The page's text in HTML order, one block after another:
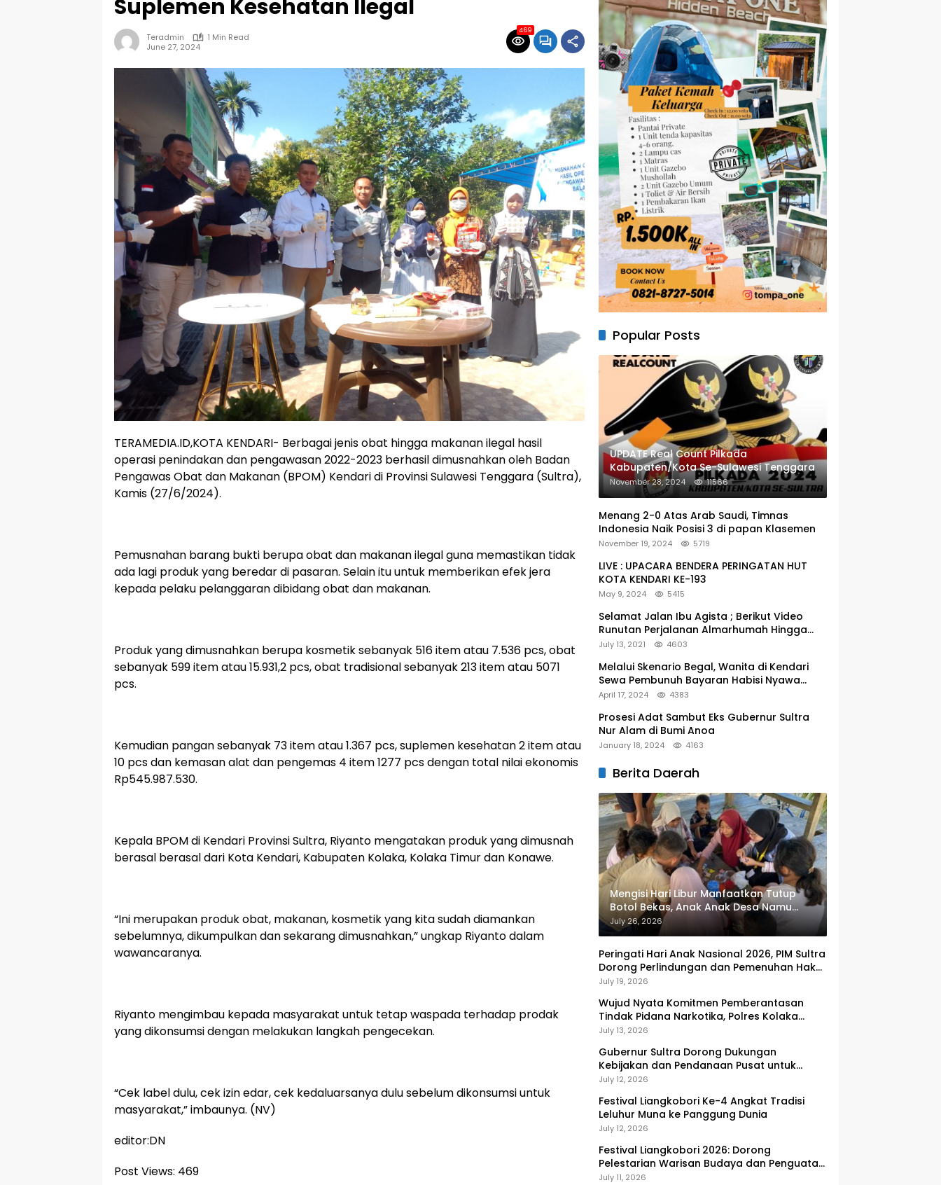
Suplemen Kesehatan Ilegal
Teradmin
1 Min Read
June 27, 2024
469
TERAMEDIA.ID,KOTA KENDARI- Berbagai jenis obat hingga makanan ilegal hasil
operasi penindakan dan pengawasan 2022-2023 berhasil dimusnahkan oleh Badan
Pengawas Obat dan Makanan (BPOM) Kendari di Provinsi Sulawesi Tenggara (Sultra),
Kamis (27/6/2024).
Pemusnahan barang bukti berupa obat dan makanan ilegal guna memastikan tidak
ada lagi produk yang beredar di pasaran. Selain itu untuk memberikan efek jera
kepada pelaku pelanggaran dibidang obat dan makanan.
Produk yang dimusnahkan berupa kosmetik sebanyak 516 item atau 7.536 pcs, obat
sebanyak 599 item atau 15.931,2 pcs, obat tradisional sebanyak 213 item atau 5071
pcs.
Kemudian pangan sebanyak 73 item atau 1.367 pcs, suplemen kesehatan 2 item atau
10 pcs dan kemasan alat dan pengemas 4 item 1277 pcs dengan total nilai ekonomis
Rp545.987.530.
Kepala BPOM di Kendari Provinsi Sultra, Riyanto mengatakan produk yang dimusnah
berasal berasal dari Kota Kendari, Kabupaten Kolaka, Kolaka Timur dan Konawe.
“Ini merupakan produk obat, makanan, kosmetik yang kita sudah diamankan
sebelumnya, dikumpulkan dan sekarang dimusnahkan,” ungkap Riyanto dalam
wawancaranya.
Riyanto mengimbau kepada masyarakat untuk tetap waspada terhadap prodak
yang dikonsumsi dengan melakukan langkah pengecekan.
“Cek label dulu, cek izin edar, cek kedaluarsanya dulu sebelum dikonsumsi untuk
masyarakat,” imbaunya. (NV)
editor:DN
Post Views: 469
Popular Posts
UPDATE Real Count Pilkada
Kabupaten/Kota Se-Sulawesi Tenggara
November 28, 2024 11566
Menang 2-0 Atas Arab Saudi, Timnas
Indonesia Naik Posisi 3 di papan Klasemen
November 19, 2024 5719
LIVE : UPACARA BENDERA PERINGATAN HUT
KOTA KENDARI KE-193
May 9, 2024 5415
Selamat Jalan Ibu Agista ; Berikut Video
Runutan Perjalanan Almarhumah Hingga
Menuju Peristirahatan Terakhir
July 13, 2021 4603
Melalui Skenario Begal, Wanita di Kendari
Sewa Pembunuh Bayaran Habisi Nyawa
Mertuanya
April 17, 2024 4383
Prosesi Adat Sambut Eks Gubernur Sultra
Nur Alam di Bumi Anoa
January 18, 2024 4163
Berita Daerah
Mengisi Hari Libur Manfaatkan Tutup
Botol Bekas, Anak Anak Desa Namu
Bikin Gantungan Kunci Bernilai Ekonomi
July 26, 2026
Peringati Hari Anak Nasional 2026, PIM Sultra
Dorong Perlindungan dan Pemenuhan Hak
Anak Pesisir
July 19, 2026
Wujud Nyata Komitmen Pemberantasan
Tindak Pidana Narkotika, Polres Kolaka
Gagalkan Peredaran 3 Kg Sabu-Sabu
July 13, 2026
Gubernur Sultra Dorong Dukungan
Kebijakan dan Pendanaan Pusat untuk
Pengembangan Kawasan Liangkobhori
July 12, 2026
Festival Liangkobori Ke-4 Angkat Tradisi
Leluhur Muna ke Panggung Dunia
July 12, 2026
Festival Liangkobori 2026: Dorong
Pelestarian Warisan Budaya dan Penguatan
Ekonomi Masyarakat
July 11, 2026